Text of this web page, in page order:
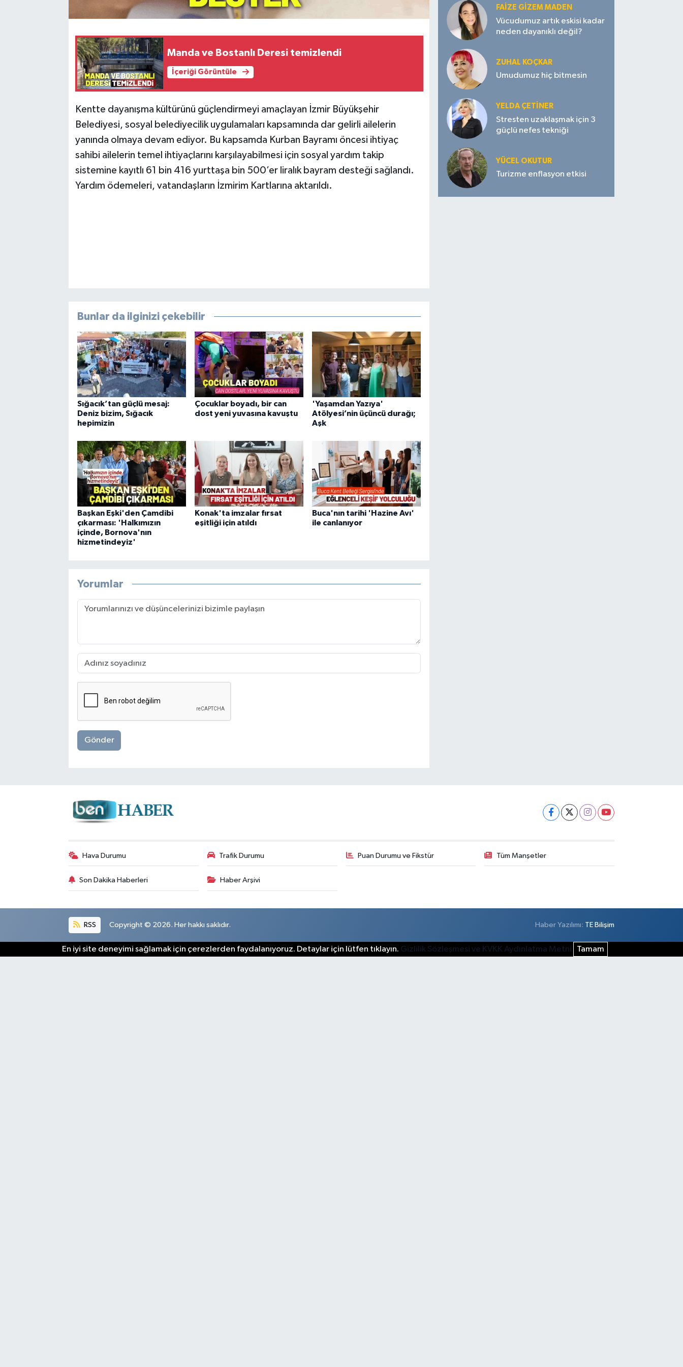
Manda ve Bostanlı Deresi temizlendi
İçeriği Görüntüle
Kentte dayanışma kültürünü güçlendirmeyi amaçlayan İzmir Büyükşehir
Belediyesi, sosyal belediyecilik uygulamaları kapsamında dar gelirli ailelerin
yanında olmaya devam ediyor. Bu kapsamda Kurban Bayramı öncesi ihtiyaç
sahibi ailelerin temel ihtiyaçlarını karşılayabilmesi için sosyal yardım takip
sistemine kayıtlı 61 bin 416 yurttaşa bin 500’er liralık bayram desteği sağlandı.
Yardım ödemeleri, vatandaşların İzmirim Kartlarına aktarıldı.
Bunlar da ilginizi çekebilir
Sığacık’tan güçlü mesaj:
Deniz bizim, Sığacık
hepimizin
Çocuklar boyadı, bir can
dost yeni yuvasına kavuştu
'Yaşamdan Yazıya'
Atölyesi’nin üçüncü durağı;
Aşk
Başkan Eşki'den Çamdibi
çıkarması: 'Halkımızın
içinde, Bornova'nın
hizmetindeyiz'
Konak'ta imzalar fırsat
eşitliği için atıldı
Buca'nın tarihi 'Hazine Avı'
ile canlanıyor
Yorumlar
Gönder
FAIZE GIZEM MADEN
Vücudumuz artık eskisi kadar
neden dayanıklı değil?
ZUHAL KOÇKAR
Umudumuz hiç bitmesin
YELDA ÇETİNER
Stresten uzaklaşmak için 3
güçlü nefes tekniği
YÜCEL OKUTUR
Turizme enflasyon etkisi
Hava Durumu Trafik Durumu Puan Durumu ve Fikstür Tüm Manşetler
Son Dakika Haberleri Haber Arşivi
RSS Copyright © 2026. Her hakkı saklıdır. Haber Yazılımı: TE Bilişim
En iyi site deneyimi sağlamak için çerezlerden faydalanıyoruz. Detaylar için lütfen tıklayın. Gizlilik Sözleşmesi ve KVKK Aydınlatma Metni Tamam